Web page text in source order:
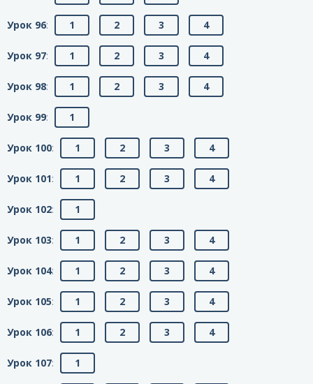
Урок 96: 1 2 3 4
Урок 97: 1 2 3 4
Урок 98: 1 2 3 4
Урок 99: 1
Урок 100: 1 2 3 4
Урок 101: 1 2 3 4
Урок 102: 1
Урок 103: 1 2 3 4
Урок 104: 1 2 3 4
Урок 105: 1 2 3 4
Урок 106: 1 2 3 4
Урок 107: 1